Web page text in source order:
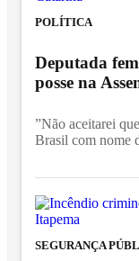
POLÍTICA
Deputada
posse na
”Não aceitarei
Brasil com nome
SEGURANÇA